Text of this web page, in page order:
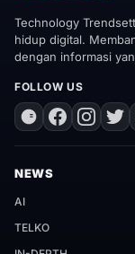
Technology
hidup digital.
dengan informasi
FOLLOW US
NEWS
AI
TELKO